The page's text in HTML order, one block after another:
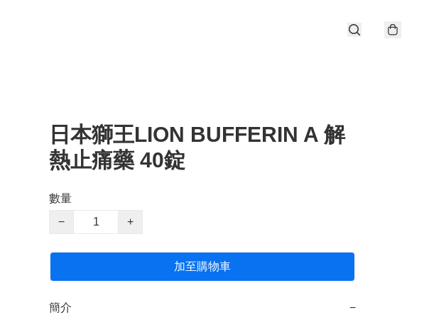
日本獅王LION BUFFERIN A 解
熱止痛藥 40錠
數量
−
+
加至購物車
簡介 −